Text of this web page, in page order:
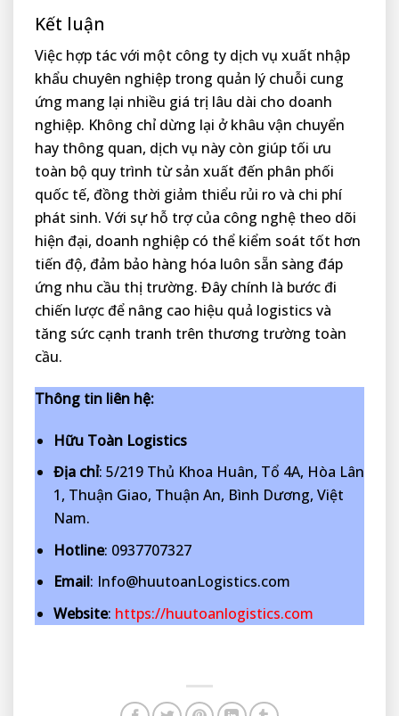
Kết luận
Việc hợp tác với một công ty dịch vụ xuất nhập
khẩu chuyên nghiệp trong quản lý chuỗi cung
ứng mang lại nhiều giá trị lâu dài cho doanh
nghiệp. Không chỉ dừng lại ở khâu vận chuyển
hay thông quan, dịch vụ này còn giúp tối ưu
toàn bộ quy trình từ sản xuất đến phân phối
quốc tế, đồng thời giảm thiểu rủi ro và chi phí
phát sinh. Với sự hỗ trợ của công nghệ theo dõi
hiện đại, doanh nghiệp có thể kiểm soát tốt hơn
tiến độ, đảm bảo hàng hóa luôn sẵn sàng đáp
ứng nhu cầu thị trường. Đây chính là bước đi
chiến lược để nâng cao hiệu quả logistics và
tăng sức cạnh tranh trên thương trường toàn
cầu.
Thông tin liên hệ:
Hữu Toàn Logistics
Địa chỉ: 5/219 Thủ Khoa Huân, Tổ 4A, Hòa Lân
1, Thuận Giao, Thuận An, Bình Dương, Việt
Nam.
Hotline: 0937707327
Email: Info@huutoanLogistics.com
Website: https://huutoanlogistics.com